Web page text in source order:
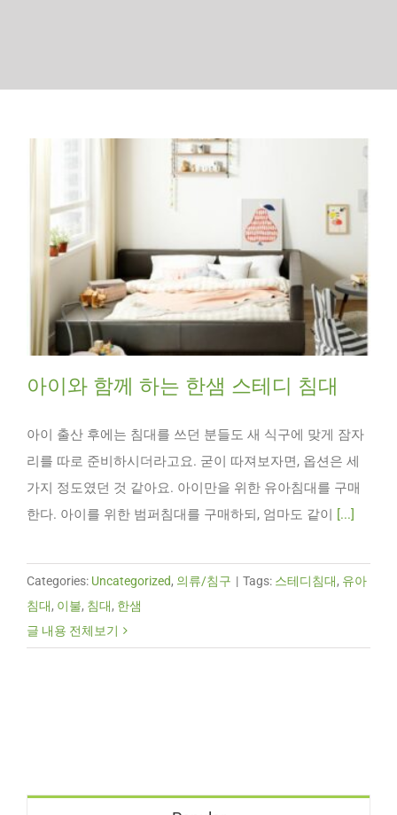
아이와 함께 하는 한샘 스테디 침대
아이 출산 후에는 침대를 쓰던 분들도 새 식구에 맞게 잠자
리를 따로 준비하시더라고요. 굳이 따져보자면, 옵션은 세
가지 정도였던 것 같아요. 아이만을 위한 유아침대를 구매
한다. 아이를 위한 범퍼침대를 구매하되, 엄마도 같이 [...]
Categories: Uncategorized, 의류/침구 | Tags: 스테디침대, 유아
침대, 이불, 침대, 한샘
글 내용 전체보기